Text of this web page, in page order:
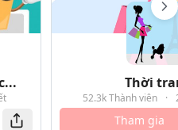
Thời
52.3k Thành viên ·
Tham gia